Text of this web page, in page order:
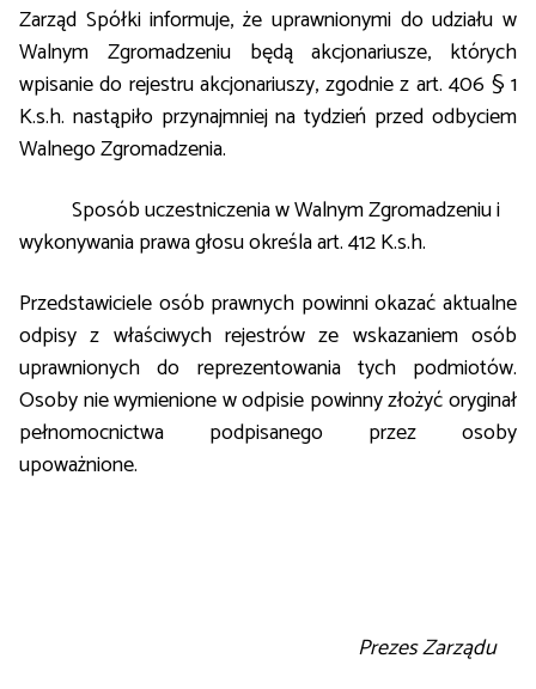
Zarząd Spółki informuje, że uprawnionymi do udziału w
Walnym Zgromadzeniu będą akcjonariusze, których
wpisanie do rejestru akcjonariuszy, zgodnie z art. 406 § 1
K.s.h. nastąpiło przynajmniej na tydzień przed odbyciem
Walnego Zgromadzenia.
Sposób uczestniczenia w Walnym Zgromadzeniu i
wykonywania prawa głosu określa art. 412 K.s.h.
Przedstawiciele osób prawnych powinni okazać aktualne
odpisy z właściwych rejestrów ze wskazaniem osób
uprawnionych do reprezentowania tych podmiotów.
Osoby nie wymienione w odpisie powinny złożyć oryginał
pełnomocnictwa podpisanego przez osoby
upoważnione.
Prezes Zarządu